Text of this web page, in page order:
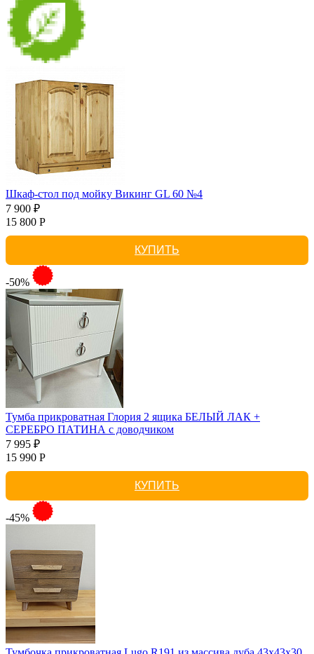
Шкаф-стол под мойку Викинг GL 60 №4
7 900 ₽
15 800 Р
КУПИТЬ
-50%
Тумба прикроватная Глория 2 ящика БЕЛЫЙ ЛАК +
СЕРЕБРО ПАТИНА с доводчиком
7 995 ₽
15 990 Р
КУПИТЬ
-45%